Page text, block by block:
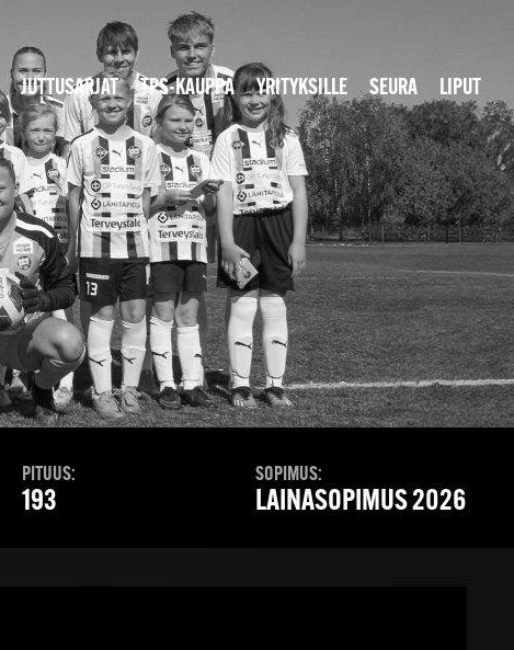
JUTTUSARJAT TPS-KAUPPA YRITYKSILLE SEURA LIPUT
PITUUS:
193
SOPIMUS:
LAINASOPIMUS 2026